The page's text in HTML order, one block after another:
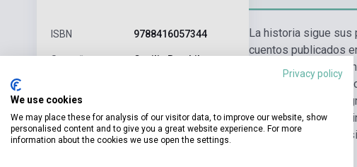
ISBN 9788416057344
Szerző Cecilia Bembibre
Kiadó DIFUSIÓN
La historia sigue sus
cuentos publicados
amigos y de los
valor humano y
de su país. Cada
espanol a pie de
disponen de una
Privacy policy
We use cookies
We may place these for analysis of our visitor data, to improve our website, show
personalised content and to give you a great website experience. For more
information about the cookies we use open the settings.